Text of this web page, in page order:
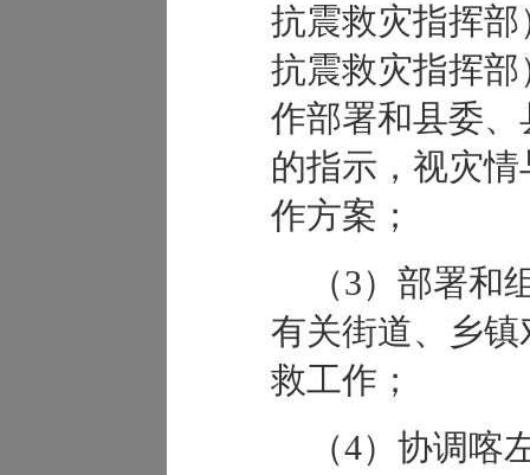
抗震救灾指挥
抗震救灾指挥
作部署和县委
的指示，视灾
作方案；
（3）部署和
有关街道、乡
救工作；
（4）协调喀